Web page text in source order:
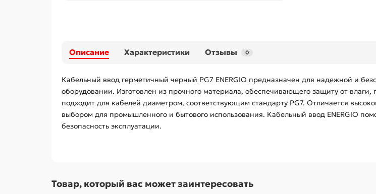
Описание Характеристики Отзывы 0
Кабельный ввод герметичный черный PG7 ENERGIO предназначен для надежной и
оборудовании. Изготовлен из прочного материала, обеспечивающего защиту от
подходит для кабелей диаметром, соответствующим стандарту PG7. Отличается
выбором для промышленного и бытового использования. Кабельный ввод ENERGIO
безопасность эксплуатации.
Товар, который вас может заинтересовать